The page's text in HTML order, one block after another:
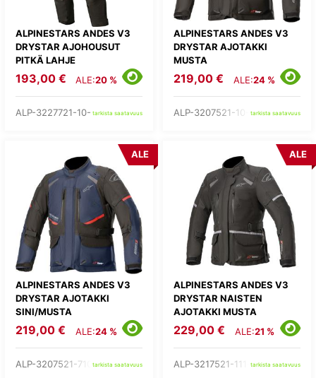
ALPINESTARS ANDES V3
DRYSTAR AJOHOUSUT
PITKÄ LAHJE
193,00 € ALE:20 %
ALP-3227721-10- tarkista saatavuus
ALPINESTARS ANDES V3
DRYSTAR AJOTAKKI
MUSTA
219,00 € ALE:24 %
ALP-3207521-10- tarkista saatavuus
ALPINESTARS ANDES V3
DRYSTAR AJOTAKKI
SINI/MUSTA
ALE
219,00 € ALE:24 %
ALP-3207521-7109-tarkista saatavuus
ALPINESTARS ANDES V3
DRYSTAR NAISTEN
AJOTAKKI MUSTA
ALE
229,00 € ALE:21 %
ALP-3217521-111-tarkista saatavuus